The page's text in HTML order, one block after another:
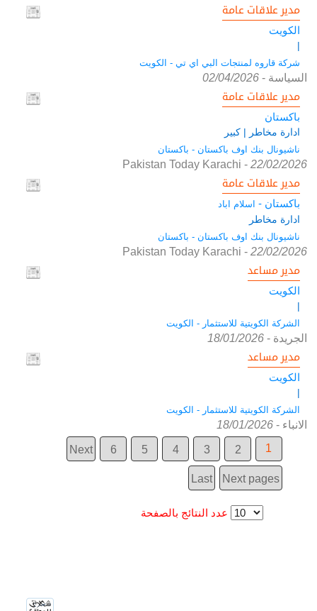
مدير علاقات عامة
الكويت
|
شركة قاروه لمنتجات البي اي تي - الكويت
السياسة -
02/04/2026
مدير علاقات عامة
باكستان
ادارة مخاطر | كبير
ناشيونال بنك اوف باكستان - باكستان
Pakistan Today Karachi - 22/02/2026
مدير علاقات عامة
باكستان - اسلام اباد
ادارة مخاطر
ناشيونال بنك اوف باكستان - باكستان
Pakistan Today Karachi - 22/02/2026
مدير مساعد
الكويت
|
الشركة الكويتية للاستثمار - الكويت
الجريدة -
18/01/2026
مدير مساعد
الكويت
|
الشركة الكويتية للاستثمار - الكويت
الانباء -
18/01/2026
1
2
3
4
5
6
Next
Next pages
Last
عدد النتائج بالصفحة